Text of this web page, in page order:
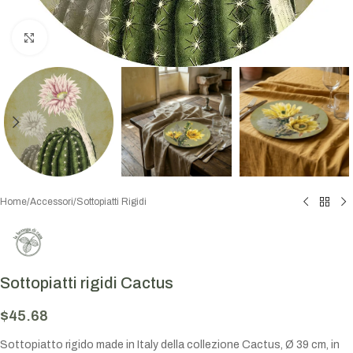
Click to enlarge
Home/Accessori/Sottopiatti Rigidi
Sottopiatti rigidi Cactus
$45.68
Sottopiatto rigido made in Italy della collezione Cactus, Ø 39 cm, in